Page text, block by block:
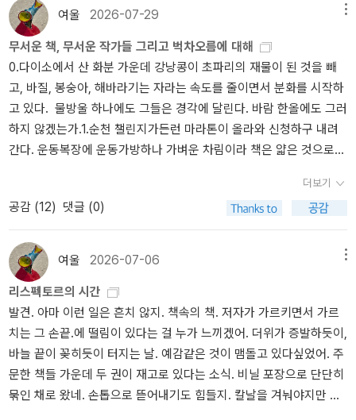
랑했던 것들조차 그랬다. 행복하지 않음, 혹은 불행은 너무 강력해서
그녀를 물질적으로 구성하는 원소들을 변형시켜 버렸으며, 진실을 향
한 여정이 늘 그래야하듯 그녀에게 단 하나의 길만을 제시했다. 난 계
속해서 삶의 고리들을 열고 닫으며, 그것들을 내던지고, 시들고, 과거
로 가득 채워진 채, 새로 시작한다. 그것들은 어째서 하나의 덩어리로
합쳐져 인생의 바닥짐이 되어 주지 않고 저렇게 각자 외따로 존재하
고 있을까? 그것들은 각자인 채로도 너무 온전했다. 하나하나의 순간
들은 너무도 강렬했고, 붉었고, 단단히 응축되어 있어서 존재하기 위
토르
여울 2026-07-29
무서운 책, 무서운 작가들 그리고 벅차오름에 대해
0.다이소에서 산 화분 가운데 강낭콩이 초파리의 재물이 된 것을 빼
고, 바질, 봉숭아, 해바라기는 자라는 속도를 줄이면서 분화를 시작하
고 있다. 물방울 하나에도 그들은 경각에 달린다. 바람 한올에도 그러
하지 않겠는가.1.순천 챌린지가든런 마라톤이 올라와 신청하구 내려
간다. 운동복장에 운동가방하나 가벼운 차림이라 책은 얇은 것으로
시간이 걸리는 시외버스. 중간 휴게소도 들르고 옆자리 손님이 호두
과자도 건넨다. 기다리다 내리고 또 가고 그렇게 도착한 시간이 저녁
8시반이다. 숙소에 들르기는 애매한 시간, 아랫장 야시장에 들러 요
기를 할 생각이다. 육전 명태살전 부추전까지 오랫만에 폭식이다. 그
렇게 배를 채우는데 묵을 숙소에서 연락도 온다. 게스트하우스에 숙
소를 배정받고 잠들기 전 엘렌 식수를 읽기 시작한다. 뜸을 무척 오래
들인 일이기도 하다. 말그대로일까? 과연 믿을 만한가? 하지만 만약
이 책을 나눌 시공간이 없다면, 어쩌면 정작 리스펙토르에 대해 많은
것을 놓칠 수밖에 없었겠다는 느낌도 든다. 말을 하면 말이 날아갈 것
같아. 한 작가에 대한 조심스러움은 서두부터 애지중지 좌불안석이
다. 이렇게 세 편 가운데 한편을 읽어내고 잠을 청한다. 새벽 대회장으
더보기
공감 (12) 댓글 (0)
여울 2026-07-06
리스펙토르의 시간
발견. 아마 이런 일은 흔치 않지. 책속의 책. 저자가 가르키면서 가르
치는 그 손끝.에 떨림이 있다는 걸 누가 느끼겠어. 더위가 증발하듯이,
바늘 끝이 꽂히듯이 터지는 날. 예감같은 것이 맴돌고 있다싶었어. 주
문한 책들 가운데 두 권이 재고로 있다는 소식. 비닐 포장으로 단단히
묶인 채로 왔네. 손톱으로 뜯어내기도 힘들지. 칼날을 겨눠야지만 된